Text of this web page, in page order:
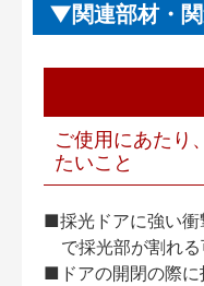
関連部材・
ご使用にあたり
たいこと
■採光ドアに強い衝
で採光部が割れる
■ドアの開閉の際に